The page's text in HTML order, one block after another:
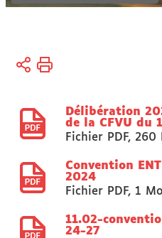
Vous
Accueil
Organisation
Conseils,
Sections
disciplinaires
Délibération
de la CFVU du
Fichier PDF, 260
Convention
2024
Fichier PDF, 1 Mo
11.02-
24-27